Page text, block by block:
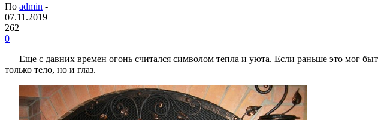
По admin -
07.11.2019
262
0
Еще с давних времен огонь считался символом тепла и уюта. Если раньше это мог
только тело, но и глаз.